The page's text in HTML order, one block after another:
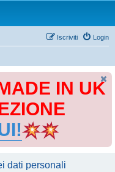
Login
Iscriviti
IN UK
dati personali